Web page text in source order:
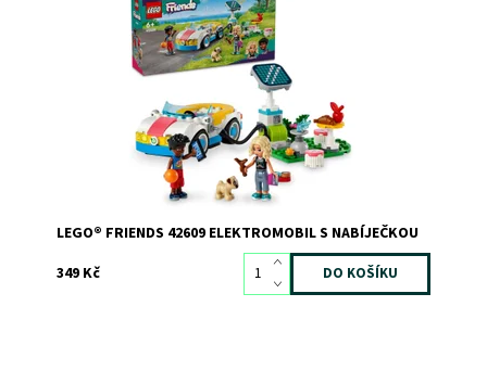
Stavebnice pro děti s postavami LEGO® Friends
Dostupnost:
Skladem>3
11529
LEGO
LEGO® FRIENDS 42609 ELEKTROMOBIL S NABÍJEČKOU
349 Kč